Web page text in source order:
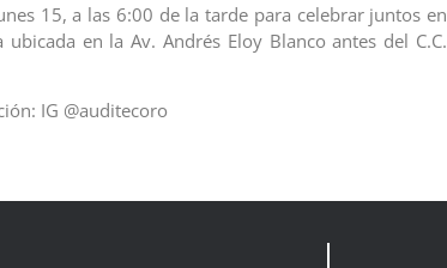
15, a las 6:00 de la tarde para celebrar juntos en
ubicada en la Av. Andrés Eloy Blanco antes del C.C.
IG @auditecoro